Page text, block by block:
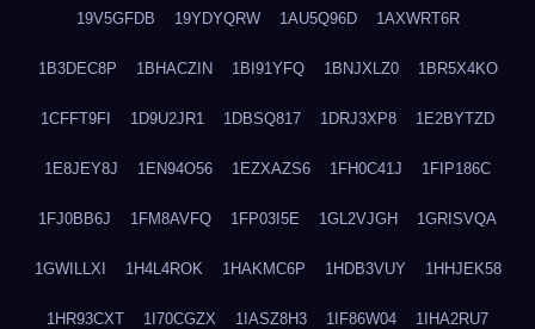
19V5GFDB 19YDYQRW 1AU5Q96D 1AXWRT6R
1B3DEC8P 1BHACZIN 1BI91YFQ 1BNJXLZ0 1BR5X4KO
1CFFT9FI 1D9U2JR1 1DBSQ817 1DRJ3XP8 1E2BYTZD
1E8JEY8J 1EN94O56 1EZXAZS6 1FH0C41J 1FIP186C
1FJ0BB6J 1FM8AVFQ 1FP03I5E 1GL2VJGH 1GRISVQA
1GWILLXI 1H4L4ROK 1HAKMC6P 1HDB3VUY 1HHJEK58
1HR93CXT 1I70CGZX 1IASZ8H3 1IF86W04 1IHA2RU7